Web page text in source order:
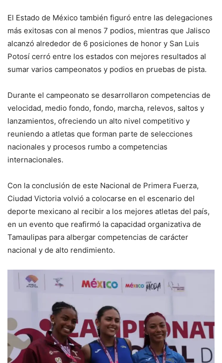
El Estado de México también figuró entre las delegaciones
más exitosas con al menos 7 podios, mientras que Jalisco
alcanzó alrededor de 6 posiciones de honor y San Luis
Potosí cerró entre los estados con mejores resultados al
sumar varios campeonatos y podios en pruebas de pista.
Durante el campeonato se desarrollaron competencias de
velocidad, medio fondo, fondo, marcha, relevos, saltos y
lanzamientos, ofreciendo un alto nivel competitivo y
reuniendo a atletas que forman parte de selecciones
nacionales y procesos rumbo a competencias
internacionales.
Con la conclusión de este Nacional de Primera Fuerza,
Ciudad Victoria volvió a colocarse en el escenario del
deporte mexicano al recibir a los mejores atletas del país,
en un evento que reafirmó la capacidad organizativa de
Tamaulipas para albergar competencias de carácter
nacional y de alto rendimiento.